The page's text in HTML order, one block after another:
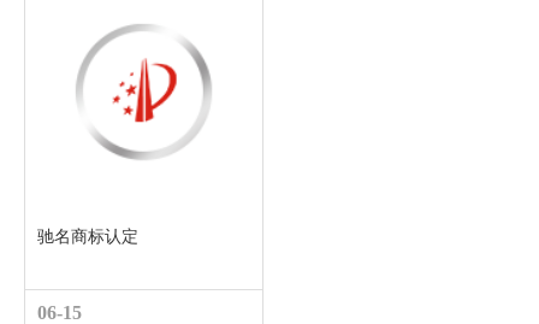
驰名商标认定
06-15